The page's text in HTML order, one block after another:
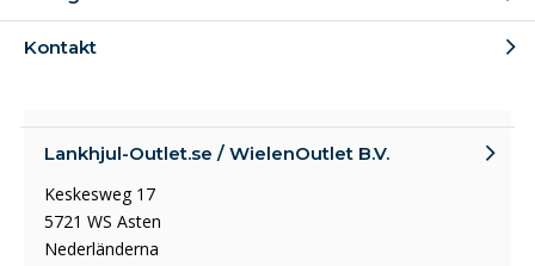
Kontakt
Lankhjul-Outlet.se / WielenOutlet B.V.
Keskesweg 17
5721 WS Asten
Nederländerna